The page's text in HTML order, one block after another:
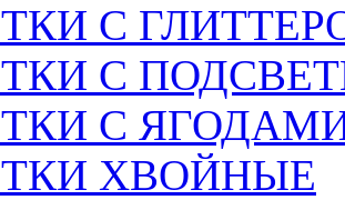
С
С
С
ХВОЙНЫЕ